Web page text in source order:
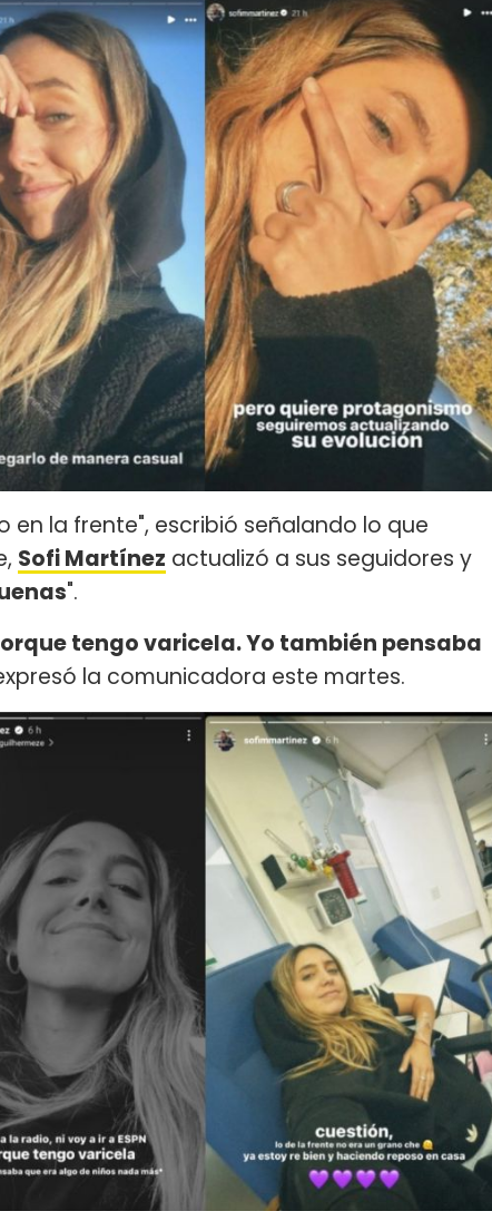
en la frente", escribió señalando lo que
Sofi Martínez actualizó a sus seguidores y
".
tengo varicela. Yo también pensaba
la comunicadora este martes.